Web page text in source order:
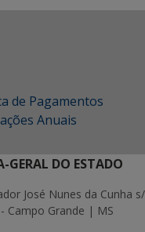
de Pagamentos
Anuais
GERAL DO ESTADO
José Nunes da Cunha
Campo Grande | MS